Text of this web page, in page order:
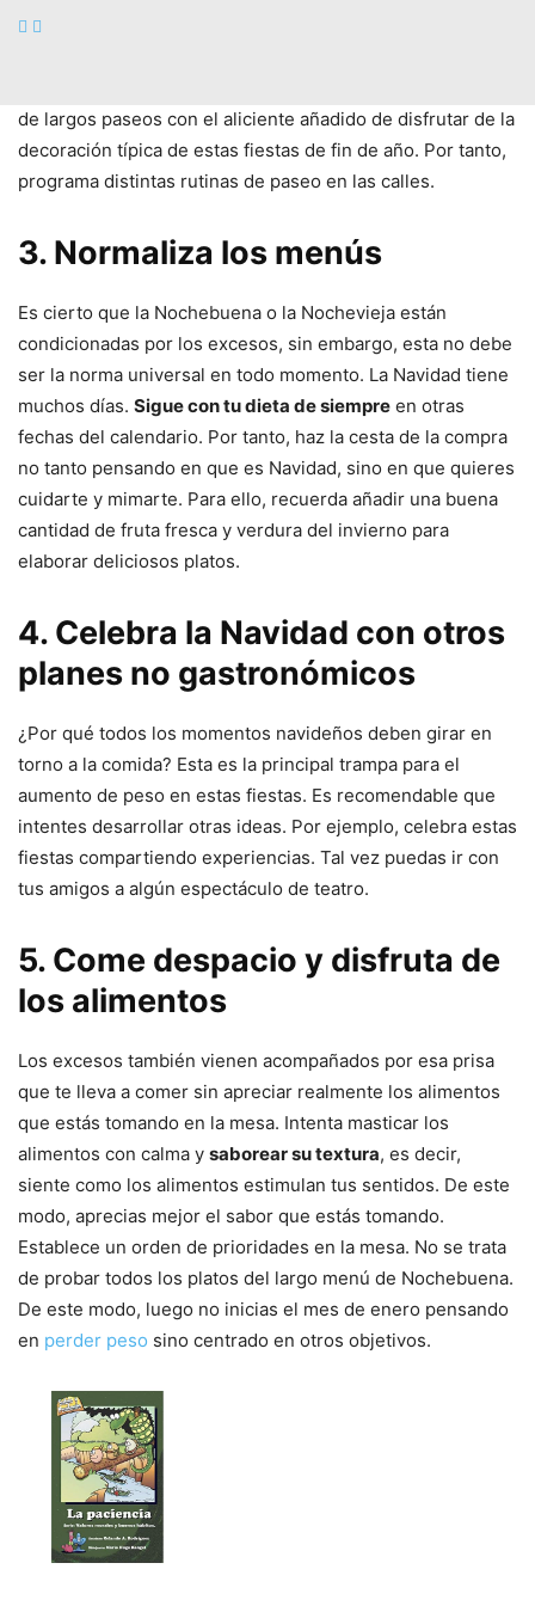
de largos paseos con el aliciente añadido de disfrutar de la
decoración típica de estas fiestas de fin de año. Por tanto,
programa distintas rutinas de paseo en las calles.
3. Normaliza los menús
Es cierto que la Nochebuena o la Nochevieja están
condicionadas por los excesos, sin embargo, esta no debe
ser la norma universal en todo momento. La Navidad tiene
muchos días. Sigue con tu dieta de siempre en otras
fechas del calendario. Por tanto, haz la cesta de la compra
no tanto pensando en que es Navidad, sino en que quieres
cuidarte y mimarte. Para ello, recuerda añadir una buena
cantidad de fruta fresca y verdura del invierno para
elaborar deliciosos platos.
4. Celebra la Navidad con otros
planes no gastronómicos
¿Por qué todos los momentos navideños deben girar en
torno a la comida? Esta es la principal trampa para el
aumento de peso en estas fiestas. Es recomendable que
intentes desarrollar otras ideas. Por ejemplo, celebra estas
fiestas compartiendo experiencias. Tal vez puedas ir con
tus amigos a algún espectáculo de teatro.
5. Come despacio y disfruta de
los alimentos
Los excesos también vienen acompañados por esa prisa
que te lleva a comer sin apreciar realmente los alimentos
que estás tomando en la mesa. Intenta masticar los
alimentos con calma y saborear su textura, es decir,
siente como los alimentos estimulan tus sentidos. De este
modo, aprecias mejor el sabor que estás tomando.
Establece un orden de prioridades en la mesa. No se trata
de probar todos los platos del largo menú de Nochebuena.
De este modo, luego no inicias el mes de enero pensando
en perder peso sino centrado en otros objetivos.